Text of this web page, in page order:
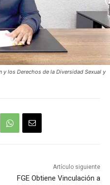
y los Derechos de la Diversidad Sexual y
Artículo siguiente
FGE Obtiene Vinculación a